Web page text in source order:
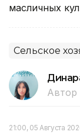
масличных
Сельское
Автор
21:00, 05 Августа